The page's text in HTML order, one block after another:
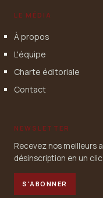
LE MÉDIA
À propos
L'équipe
Charte éditoriale
Contact
NEWSLETTER
Recevez nos meilleurs
désinscription en un clic.
S'ABONNER